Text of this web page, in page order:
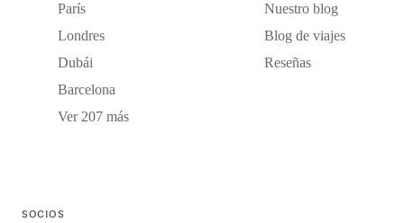
París
Londres
Dubái
Barcelona
Ver 207 más
Nuestro blog
Blog de viajes
Reseñas
SOCIOS